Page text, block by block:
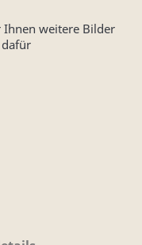
weitere Bilder
dafür